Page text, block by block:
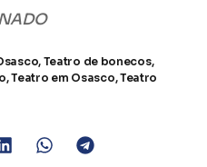
, Teatro de bonecos,
,Teatro em Osasco,Teatro